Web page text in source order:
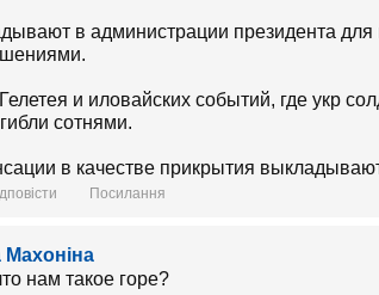
в администрации президента для
и иловайских событий, где укр
сотнями.
в качестве прикрытия
Посилання
Махоніна
нам такое горе?